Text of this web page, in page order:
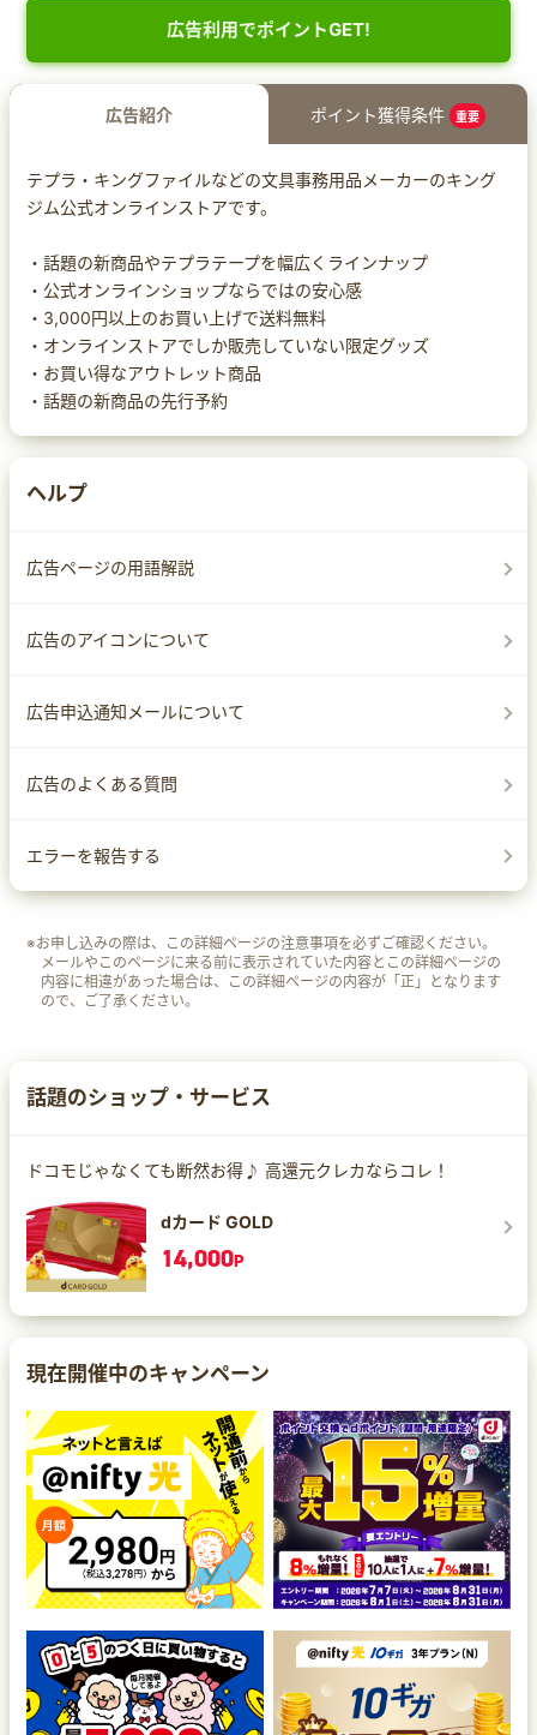
広告利用でポイントGET!
広告紹介 ポイント獲得条件 重要
テプラ・キングファイルなどの文具事務用品メーカーのキング
ジム公式オンラインストアです。
・話題の新商品やテプラテープを幅広くラインナップ
・公式オンラインショップならではの安心感
・3,000円以上のお買い上げで送料無料
・オンラインストアでしか販売していない限定グッズ
・お買い得なアウトレット商品
・話題の新商品の先行予約
ヘルプ
広告ページの用語解説
広告のアイコンについて
広告申込通知メールについて
広告のよくある質問
エラーを報告する
※お申し込みの際は、この詳細ページの注意事項を必ずご確認ください。
メールやこのページに来る前に表示されていた内容とこの詳細ページの
内容に相違があった場合は、この詳細ページの内容が「正」となります
ので、ご了承ください。
話題のショップ・サービス
ドコモじゃなくても断然お得♪ 高還元クレカならコレ！
dカード GOLD
14,000P
現在開催中のキャンペーン